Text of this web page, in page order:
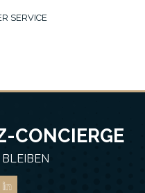
SERVICE
CONCIERGE